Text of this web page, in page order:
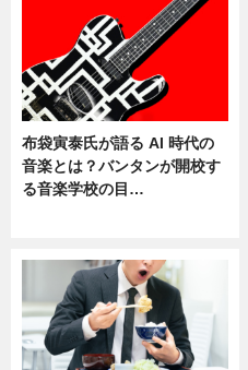
布袋寅泰氏が語る AI 時代の
音楽とは？バンタンが開校す
る音楽学校の目…